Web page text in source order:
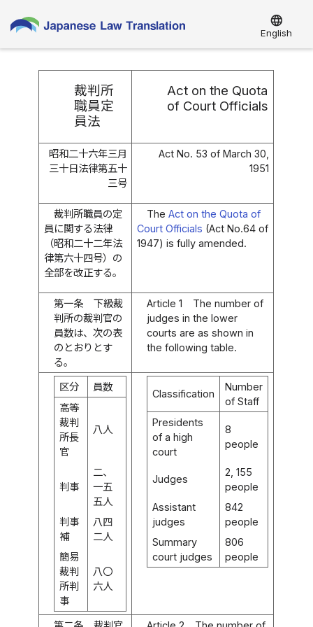
language
English
裁判所
職員定
員法
Act on the Quota
of Court Officials
昭和二十六年三月
三十日法律第五十
三号
Act No. 53 of March 30,
1951
裁判所職員の定
員に関する法律
（昭和二十二年法
律第六十四号）の
全部を改正する。
TheAct on the Quota of
Court Officials (Act No.64 of
1947) is fully amended.
第一条
下級裁
判所の裁判官の
員数は、次の表
のとおりとす
る。
Article 1
The number of
judges in the lower
courts are as shown in
the following table.
区分
員数
高等
裁判
所長
官
八人
判事
二、
一五
五人
判事
補
八四
二人
簡易
裁判
所判
事
八〇
六人
Classification
Number
of Staff
Presidents
of a high
court
8
people
Judges
2, 155
people
Assistant
judges
842
people
Summary
court judges
806
people